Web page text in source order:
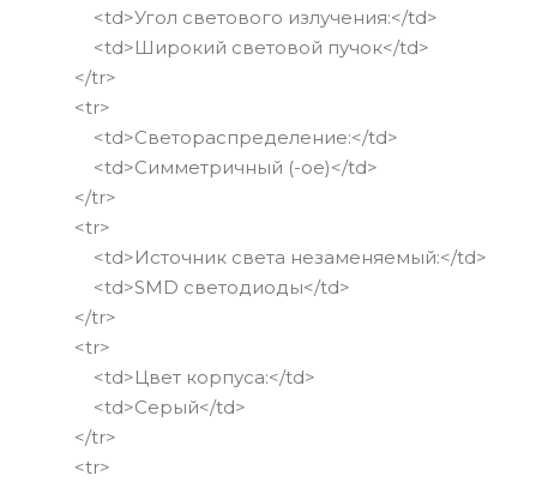
<td>Угол светового излучения:</td>
<td>Широкий световой пучок</td>
</tr>
<tr>
<td>Светораспределение:</td>
<td>Симметричный (-ое)</td>
</tr>
<tr>
<td>Источник света незаменяемый:</td>
<td>SMD светодиоды</td>
</tr>
<tr>
<td>Цвет корпуса:</td>
<td>Серый</td>
</tr>
<tr>